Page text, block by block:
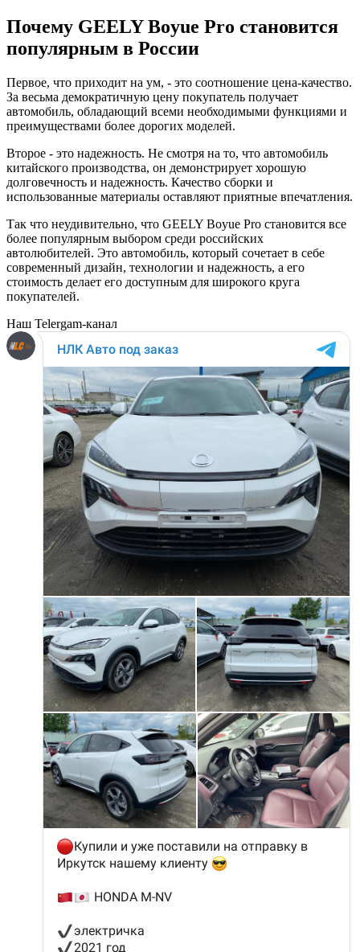
Почему GEELY Boyue Pro становится
популярным в России
Первое, что приходит на ум, - это соотношение цена-качество.
За весьма демократичную цену покупатель получает
автомобиль, обладающий всеми необходимыми функциями и
преимуществами более дорогих моделей.
Второе - это надежность. Не смотря на то, что автомобиль
китайского производства, он демонстрирует хорошую
долговечность и надежность. Качество сборки и
использованные материалы оставляют приятные впечатления.
Так что неудивительно, что GEELY Boyue Pro становится все
более популярным выбором среди российских
автолюбителей. Это автомобиль, который сочетает в себе
современный дизайн, технологии и надежность, а его
стоимость делает его доступным для широкого круга
покупателей.
Наш Telergam-канал